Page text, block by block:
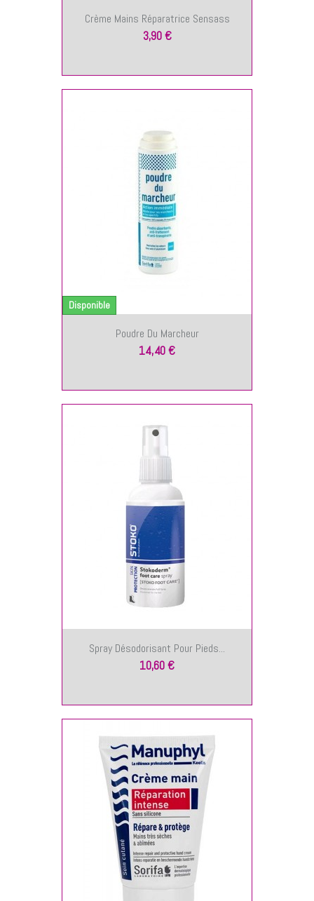
Crème Mains Réparatrice Sensass
3,90 €
Poudre Du Marcheur
14,40 €
Disponible
Spray Désodorisant Pour Pieds...
10,60 €